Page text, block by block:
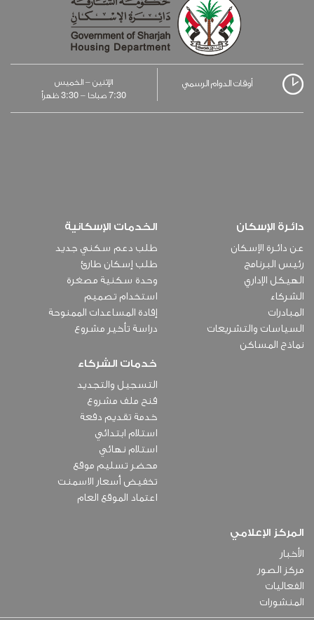
أوقات الدوام الرسمي الإثنين – الخميس
7:30صباحا –3:30ظهراً
دائـرة الإسكان
عن دائـرة الإسكان
رئيس البرنامج
الهيكل الإداري
الشركاء
المبادرات
السياسات والتشريعات
نماذج المساكن
الخدمات الإسكانية
طلب دعم سكني جديد
طلب إسكان طارئ
وحدة سكنية مصغرة
استخدام تصميم
إفادة المساعدات الممنوحة
دراسة تأخير مشروع
خدمات الشركاء
التسجيل والتجديد
فنح ملف مشروع
خدمة تقديم دفعة
استلام ابتدائي
استلام نهائي
محضر تسليم موقع
تخفيض أسعار الاسمنت
اعتماد الموقع العام
المركز الإعلامي
الأخبار
مركز الصور
الفعاليات
المنشورات